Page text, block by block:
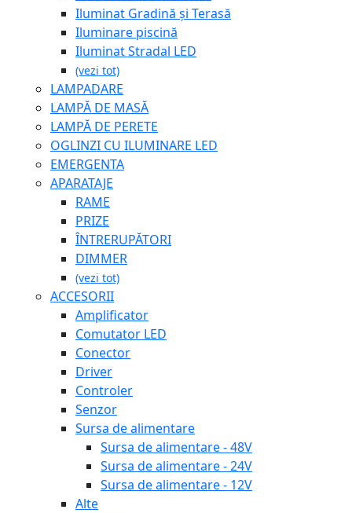
Iluminat Gradină și Terasă
Iluminare piscină
Iluminat Stradal LED
(vezi tot)
LAMPADARE
LAMPĂ DE MASĂ
LAMPĂ DE PERETE
OGLINZI CU ILUMINARE LED
EMERGENTA
APARATAJE
RAME
PRIZE
ÎNTRERUPĂTORI
DIMMER
(vezi tot)
ACCESORII
Amplificator
Comutator LED
Conector
Driver
Controler
Senzor
Sursa de alimentare
Sursa de alimentare - 48V
Sursa de alimentare - 24V
Sursa de alimentare - 12V
Alte